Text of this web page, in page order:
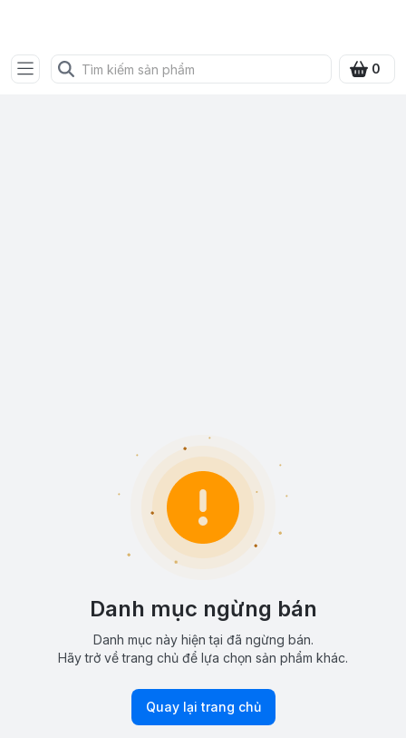
0
Danh mục ngừng bán
Danh mục này hiện tại đã ngừng bán.
Hãy trở về trang chủ để lựa chọn sản phẩm khác.
Quay lại trang chủ